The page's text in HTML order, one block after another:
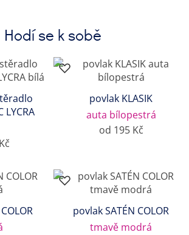
Hodí se k sobě
LYCRA
povlak KLASIK
auta bílopestrá
od 195 Kč
povlak SATÉN COLOR
tmavě modrá